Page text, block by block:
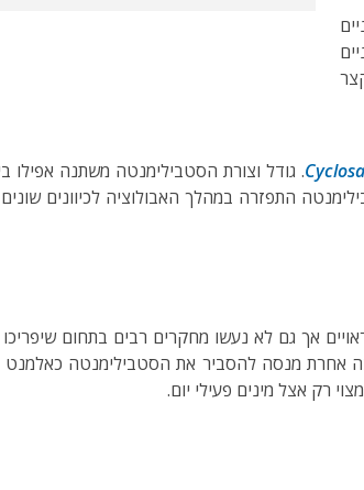
Cyclosa. גודל וצורת הסטבילימנטה משתנה אפילו
התפזרה במהלך האבולוציה לכיוונים שונים
אך גם לא נעשו מחקרים רבים בתחום
אחרת מנסה להסביר את הסטבילימנטה
רק אצל מינים פעילי יום.